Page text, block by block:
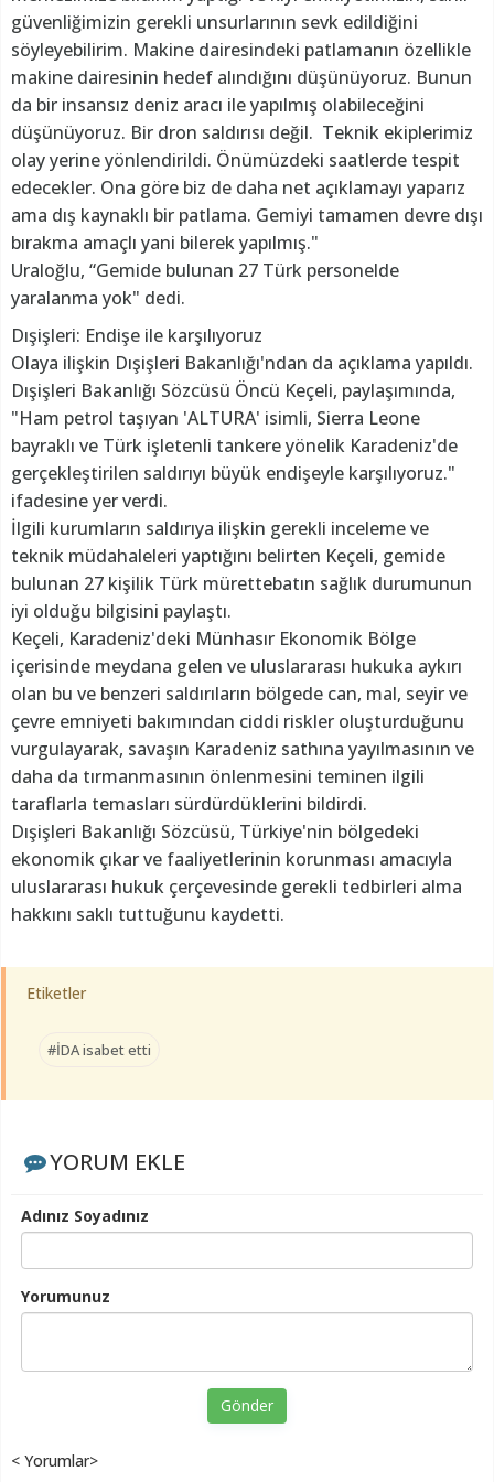
güvenliğimizin gerekli unsurlarının sevk edildiğini
söyleyebilirim. Makine dairesindeki patlamanın özellikle
makine dairesinin hedef alındığını düşünüyoruz. Bunun
da bir insansız deniz aracı ile yapılmış olabileceğini
düşünüyoruz. Bir dron saldırısı değil. Teknik ekiplerimiz
olay yerine yönlendirildi. Önümüzdeki saatlerde tespit
edecekler. Ona göre biz de daha net açıklamayı yaparız
ama dış kaynaklı bir patlama. Gemiyi tamamen devre dışı
bırakma amaçlı yani bilerek yapılmış."
Uraloğlu, “Gemide bulunan 27 Türk personelde
yaralanma yok" dedi.
Dışişleri: Endişe ile karşılıyoruz
Olaya ilişkin Dışişleri Bakanlığı'ndan da açıklama yapıldı.
Dışişleri Bakanlığı Sözcüsü Öncü Keçeli, paylaşımında,
"Ham petrol taşıyan 'ALTURA' isimli, Sierra Leone
bayraklı ve Türk işletenli tankere yönelik Karadeniz'de
gerçekleştirilen saldırıyı büyük endişeyle karşılıyoruz."
ifadesine yer verdi.
İlgili kurumların saldırıya ilişkin gerekli inceleme ve
teknik müdahaleleri yaptığını belirten Keçeli, gemide
bulunan 27 kişilik Türk mürettebatın sağlık durumunun
iyi olduğu bilgisini paylaştı.
Keçeli, Karadeniz'deki Münhasır Ekonomik Bölge
içerisinde meydana gelen ve uluslararası hukuka aykırı
olan bu ve benzeri saldırıların bölgede can, mal, seyir ve
çevre emniyeti bakımından ciddi riskler oluşturduğunu
vurgulayarak, savaşın Karadeniz sathına yayılmasının ve
daha da tırmanmasının önlenmesini teminen ilgili
taraflarla temasları sürdürdüklerini bildirdi.
Dışişleri Bakanlığı Sözcüsü, Türkiye'nin bölgedeki
ekonomik çıkar ve faaliyetlerinin korunması amacıyla
uluslararası hukuk çerçevesinde gerekli tedbirleri alma
hakkını saklı tuttuğunu kaydetti.
Etiketler
#İDA isabet etti
YORUM EKLE
Adınız Soyadınız
Yorumunuz
Gönder
< Yorumlar>